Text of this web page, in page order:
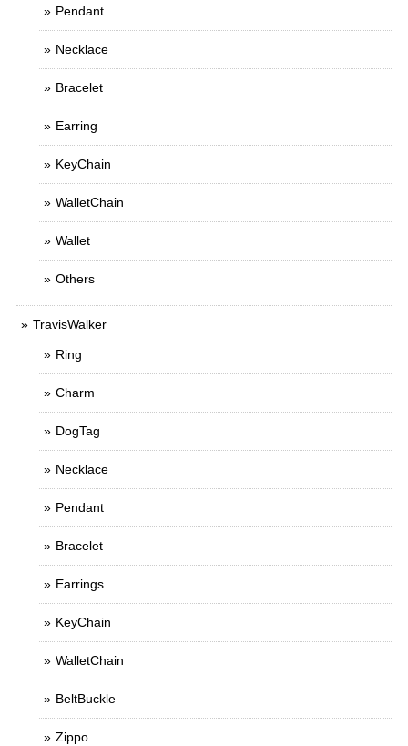
Pendant
Necklace
Bracelet
Earring
KeyChain
WalletChain
Wallet
Others
TravisWalker
Ring
Charm
DogTag
Necklace
Pendant
Bracelet
Earrings
KeyChain
WalletChain
BeltBuckle
Zippo